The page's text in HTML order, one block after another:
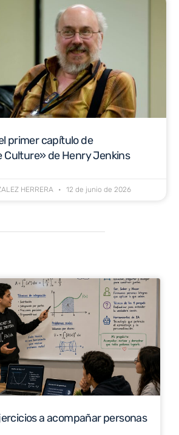
primer capítulo de
Culture» de Henry Jenkins
HERRERA 12 de junio de 2026
a acompañar personas